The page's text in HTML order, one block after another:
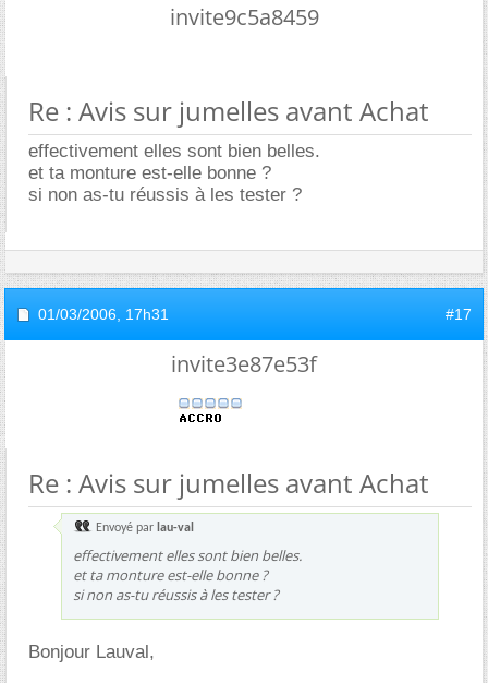
invite9c5a8459
Re : Avis sur jumelles avant Achat
effectivement elles sont bien belles.
et ta monture est-elle bonne ?
si non as-tu réussis à les tester ?
01/03/2006, 17h31 #17
invite3e87e53f
Re : Avis sur jumelles avant Achat
Envoyé par lau-val
effectivement elles sont bien belles.
et ta monture est-elle bonne ?
si non as-tu réussis à les tester ?
Bonjour Lauval,